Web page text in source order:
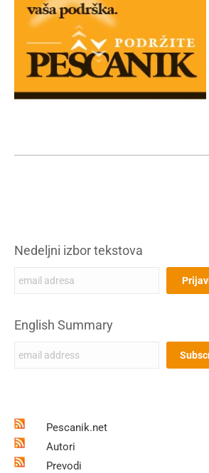
Nedeljni izbor tekstova
English Summary
Pescanik.net
Autori
Prevodi